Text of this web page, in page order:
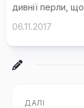
дивнії перли,
06.11.2017
ДАЛІ